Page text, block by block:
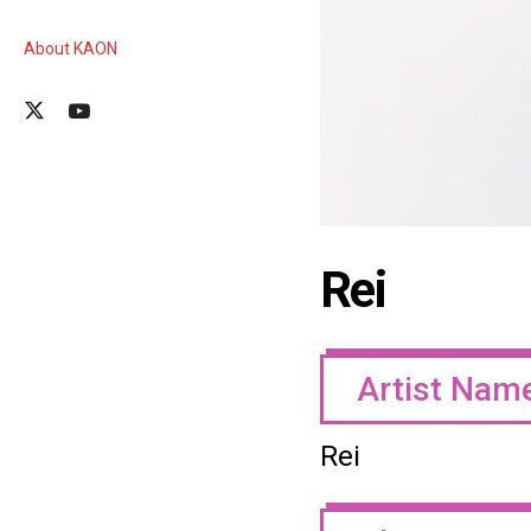
About KAON
Rei
Artist
Rei